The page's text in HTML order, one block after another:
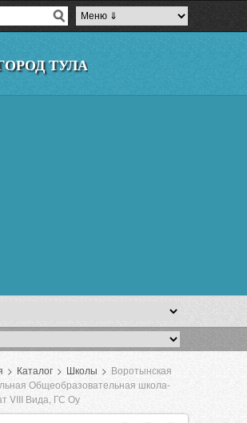
ТУЛА
> Каталог > Школы > Воротынская
Общеобразовательная школа-
VIII Вида, ГС Оу